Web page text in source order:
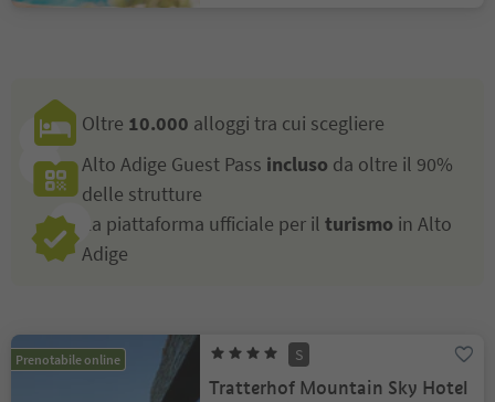
Oltre 10.000 alloggi tra cui scegliere
Alto Adige Guest Pass incluso da oltre il 90%
delle strutture
La piattaforma ufficiale per il turismo in Alto
Adige
Prenotabile online S
Tratterhof Mountain Sky Hotel